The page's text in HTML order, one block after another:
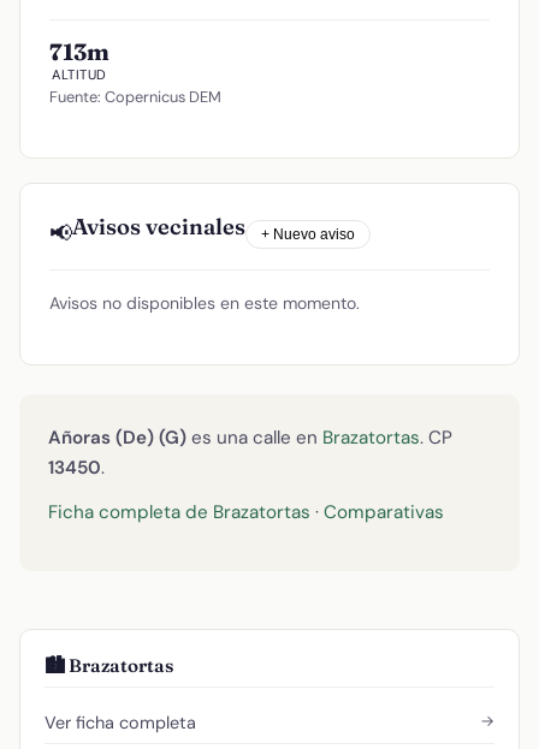
713m
ALTITUD
Fuente: Copernicus DEM
📢Avisos vecinales + Nuevo aviso
Avisos no disponibles en este momento.
Añoras (De) (G) es una calle en Brazatortas. CP
13450.
Ficha completa de Brazatortas · Comparativas
🏙️ Brazatortas
Ver ficha completa →